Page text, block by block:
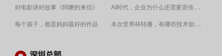
好电影讲好故事《阿嚒的来信》 AI时代，企业为什么还需要宣传片？
每个孩子，都是妈妈最好的作品 ​本次世界杯转播，有哪些技术创新值得关注？